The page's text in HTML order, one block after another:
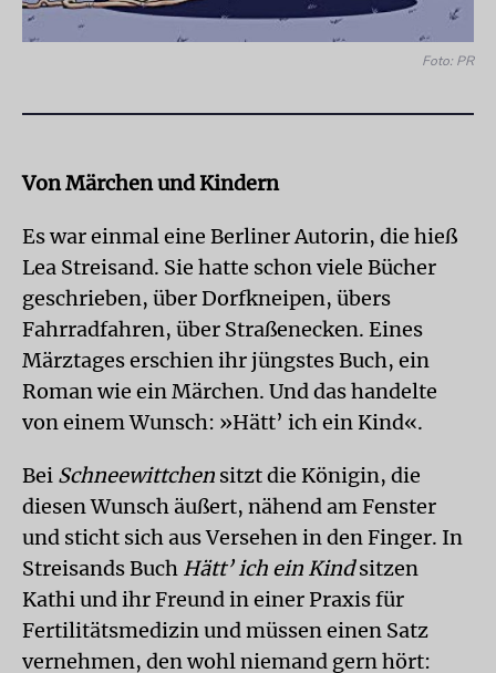
Foto: PR
Von Märchen und Kindern
Es war einmal eine Berliner Autorin, die hieß
Lea Streisand. Sie hatte schon viele Bücher
geschrieben, über Dorfkneipen, übers
Fahrradfahren, über Straßenecken. Eines
Märztages erschien ihr jüngstes Buch, ein
Roman wie ein Märchen. Und das handelte
von einem Wunsch: »Hätt’ ich ein Kind«.
Bei Schneewittchen sitzt die Königin, die
diesen Wunsch äußert, nähend am Fenster
und sticht sich aus Versehen in den Finger. In
Streisands Buch Hätt’ ich ein Kindsitzen
Kathi und ihr Freund in einer Praxis für
Fertilitätsmedizin und müssen einen Satz
vernehmen, den wohl niemand gern hört: